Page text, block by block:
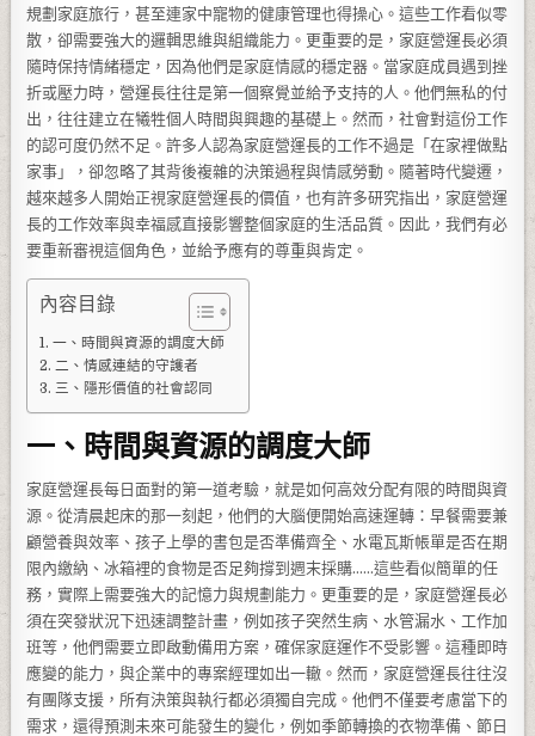
規劃家庭旅行，甚至連家中寵物的健康管理也得操心。這些工作看似零
散，卻需要強大的邏輯思維與組織能力。更重要的是，家庭營運長必須
隨時保持情緒穩定，因為他們是家庭情感的穩定器。當家庭成員遇到挫
折或壓力時，營運長往往是第一個察覺並給予支持的人。他們無私的付
出，往往建立在犧牲個人時間與興趣的基礎上。然而，社會對這份工作
的認可度仍然不足。許多人認為家庭營運長的工作不過是「在家裡做點
家事」，卻忽略了其背後複雜的決策過程與情感勞動。隨著時代變遷，
越來越多人開始正視家庭營運長的價值，也有許多研究指出，家庭營運
長的工作效率與幸福感直接影響整個家庭的生活品質。因此，我們有必
要重新審視這個角色，並給予應有的尊重與肯定。
內容目錄
一、時間與資源的調度大師
二、情感連結的守護者
三、隱形價值的社會認同
一、時間與資源的調度大師
家庭營運長每日面對的第一道考驗，就是如何高效分配有限的時間與資
源。從清晨起床的那一刻起，他們的大腦便開始高速運轉：早餐需要兼
顧營養與效率、孩子上學的書包是否準備齊全、水電瓦斯帳單是否在期
限內繳納、冰箱裡的食物是否足夠撐到週末採購……這些看似簡單的任
務，實際上需要強大的記憶力與規劃能力。更重要的是，家庭營運長必
須在突發狀況下迅速調整計畫，例如孩子突然生病、水管漏水、工作加
班等，他們需要立即啟動備用方案，確保家庭運作不受影響。這種即時
應變的能力，與企業中的專案經理如出一轍。然而，家庭營運長往往沒
有團隊支援，所有決策與執行都必須獨自完成。他們不僅要考慮當下的
需求，還得預測未來可能發生的變化，例如季節轉換的衣物準備、節日